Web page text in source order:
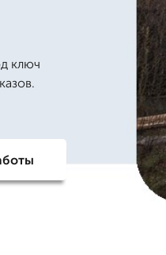
ключ